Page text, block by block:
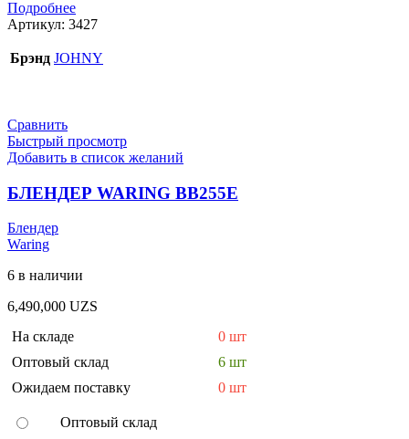
Подробнее
Артикул: 3427
Брэнд JOHNY
Сравнить
Быстрый просмотр
Добавить в список желаний
БЛЕНДЕР WARING BB255E
Блендер
Waring
6 в наличии
6,490,000 UZS
На складе
0 шт
Оптовый склад
6 шт
Ожидаем поставку
0 шт
Оптовый склад